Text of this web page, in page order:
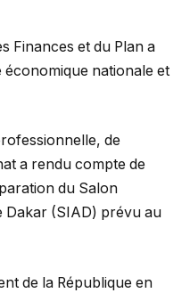
Finances et du Plan a
nationale et
de
a rendu compte de
du Salon
Dakar (SIAD) prévu au
de la République en